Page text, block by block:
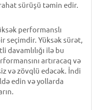
sürüşü təmin edir.
performanslı
seçimdir. Yüksək sürət,
davamlılığı ilə bu
artıracaq və
və zövqlü edəcək. İndi
edin və yollarda